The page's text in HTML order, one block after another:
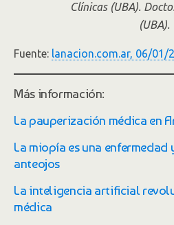
Clínicas (UBA).
(UBA).
Fuente: lanacion.com.ar, 06/01/
Más información:
La pauperización médica en
La miopía es una enfermedad
anteojos
La inteligencia artificial
médica